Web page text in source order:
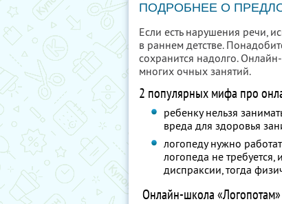
ПОДРОБНЕЕ О
Если есть нарушения речи,
в раннем детстве.
сохранится надолго.
многих очных занятий.
2 популярных мифа про
ребенку нельзя
вреда для здоровья
логопеду нужно
логопеда не
диспраксии, тогда
Онлайн-школа «Логопотам»